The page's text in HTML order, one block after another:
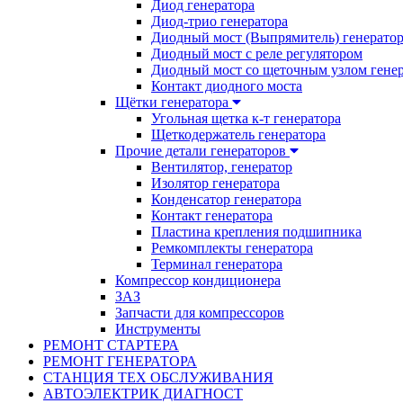
Диод генератора
Диод-трио генератора
Диодный мост (Выпрямитель)
Диодный мост с реле регулятором
Диодный мост со щеточным узлом
Контакт диодного моста
Щётки генератора
Угольная щетка к-т генератора
Щеткодержатель генератора
Прочие детали генераторов
Вентилятор, генератор
Изолятор генератора
Конденсатор генератора
Контакт генератора
Пластина крепления подшипника
Ремкомплекты генератора
Терминал генератора
Компрессор кондиционера
ЗАЗ
Запчасти для компрессоров
Инструменты
РЕМОНТ СТАРТЕРА
РЕМОНТ ГЕНЕРАТОРА
СТАНЦИЯ ТЕХ ОБСЛУЖИВАНИЯ
АВТОЭЛЕКТРИК ДИАГНОСТ